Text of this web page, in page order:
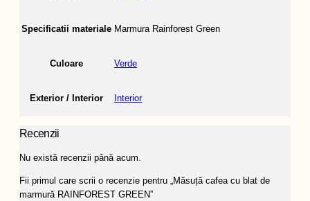
Specificatii materiale Marmura Rainforest Green
Culoare Verde
Exterior / Interior Interior
Recenzii
Nu există recenzii până acum.
Fii primul care scrii o recenzie pentru „Măsuță cafea cu blat de
marmură RAINFOREST GREEN”